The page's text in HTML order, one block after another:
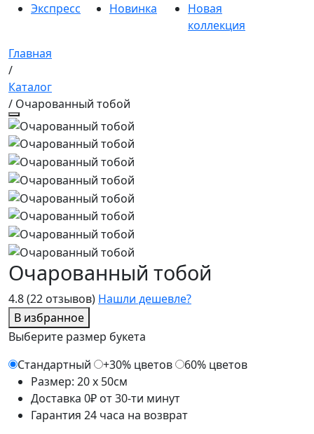
Экспресс
Новинка
Новая
коллекция
Главная
/
Каталог
/ Очарованный тобой
4.8(22 отзывов) Нашли дешевле?
В избранное
Очарованный тобой
Выберите размер букета
Стандартный
+30% цветов
60% цветов
Размер: 20 x 50см
Доставка 0₽ от 30-ти минут
Гарантия 24 часа на возврат